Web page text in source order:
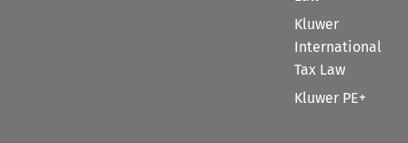
Kluwer
International
Tax Law
Kluwer PE+